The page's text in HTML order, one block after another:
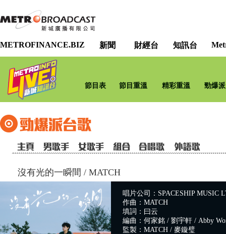
METROFINANCE.BIZ 新聞 財經台 知訊台
節目表 節目重溫 精彩重溫 勁爆
沒有光的一瞬間 / MATCH
唱片公司：SPACESHIP MUSIC
作曲：MATCH
填詞：曰云
編曲：何家銘 / 劉宇軒 / Abby
監製：MATCH / 麥鏇璧